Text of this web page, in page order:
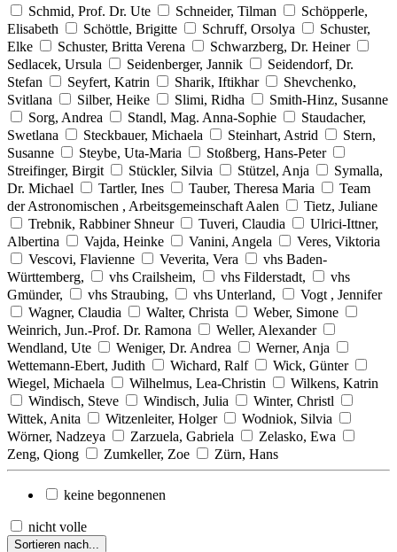
Schmid, Prof. Dr. Ute
Schneider, Tilman
Schöpperle,
Elisabeth
Schöttle, Brigitte Schruff, Orsolya
Schuster,
Elke
Schuster, Britta Verena
Schwarzberg, Dr. Heiner
Sedlacek, Ursula
Seidenberger, Jannik
Seidendorf, Dr.
Stefan
Seyfert, Katrin Sharik, Iftikhar
Shevchenko,
Svitlana
Silber, Heike Slimi, Ridha
Smith-Hinz, Susanne
Sorg, Andrea
Standl, Mag. Anna-Sophie
Staudacher,
Swetlana
Steckbauer, Michaela Steinhart, Astrid
Stern,
Susanne
Steybe, Uta-Maria
Stoßberg, Hans-Peter
Streifinger, Birgit
Stückler, Silvia Stützel, Anja
Symalla,
Dr. Michael
Tartler, Ines Tauber, Theresa Maria
Team
der Astronomischen , Arbeitsgemeinschaft Aalen
Tietz, Juliane
Trebnik, Rabbiner Shneur
Tuveri, Claudia
Ulrici-Ittner,
Albertina
Vajda, Heinke Vanini, Angela
Veres, Viktoria
Vescovi, Flavienne
Veverita, Vera
vhs Baden-
Württemberg,
vhs Crailsheim, vhs Filderstadt,
vhs
Gmünder,
vhs Straubing, vhs Unterland,
Vogt , Jennifer
Wagner, Claudia
Walter, Christa
Weber, Simone
Weinrich, Jun.-Prof. Dr. Ramona
Weller, Alexander
Wendland, Ute
Weniger, Dr. Andrea
Werner, Anja
Wettemann-Ebert, Judith
Wichard, Ralf
Wick, Günter
Wiegel, Michaela
Wilhelmus, Lea-Christin
Wilkens, Katrin
Windisch, Steve
Windisch, Julia
Winter, Christl
Wittek, Anita
Witzenleiter, Holger
Wodniok, Silvia
Wörner, Nadzeya
Zarzuela, Gabriela
Zelasko, Ewa
Zeng, Qiong
Zumkeller, Zoe Zürn, Hans
keine begonnenen
nicht volle
Sortieren nach...